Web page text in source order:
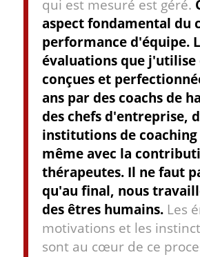
qui est mesuré est géré.
aspect fondamental du
performance d'équipe.
évaluations que j'utilise
conçues et
ans par des coachs de
des chefs d'entreprise,
institutions de
même avec la
thérapeutes. Il ne faut
qu'au final, nous
des êtres humains.Les
motivations et les
sont au cœur de ce